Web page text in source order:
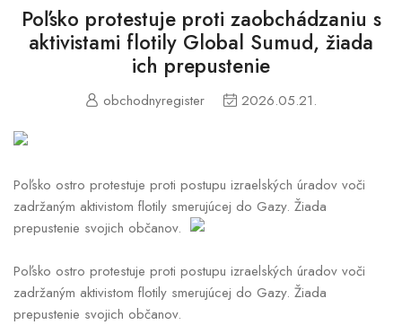
Poľsko protestuje proti zaobchádzaniu s
aktivistami flotily Global Sumud, žiada
ich prepustenie
obchodnyregister 2026.05.21.
Poľsko ostro protestuje proti postupu izraelských úradov voči
zadržaným aktivistom flotily smerujúcej do Gazy. Žiada
prepustenie svojich občanov.
Poľsko ostro protestuje proti postupu izraelských úradov voči
zadržaným aktivistom flotily smerujúcej do Gazy. Žiada
prepustenie svojich občanov.